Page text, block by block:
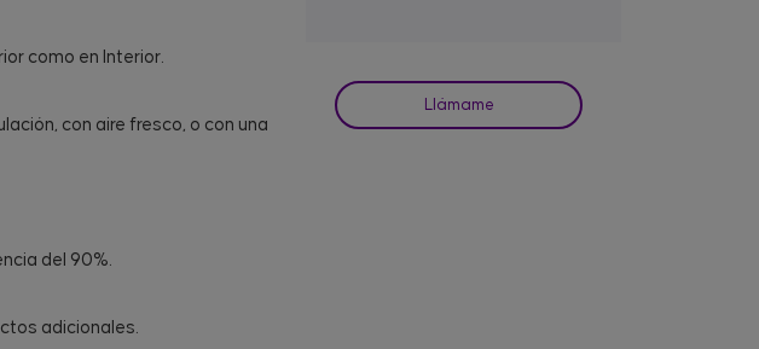
como en Interior.
con aire fresco, o con una
del 90%.
adicionales.
Llámame